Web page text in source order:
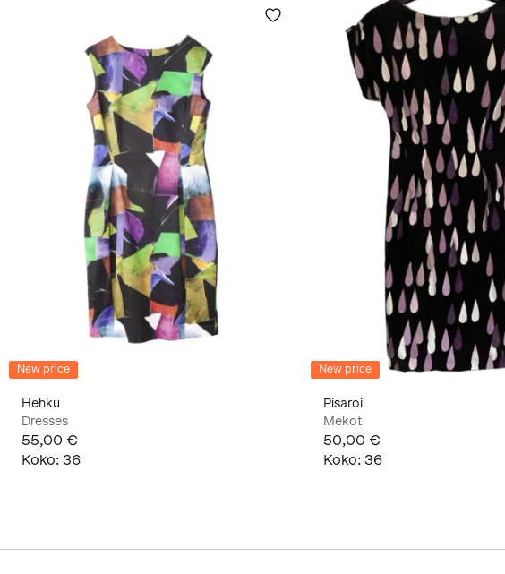
New price
Hehku
Dresses
55,00 €
Koko: 36
New price
Pisaroi
Mekot
50,00 €
Koko: 36